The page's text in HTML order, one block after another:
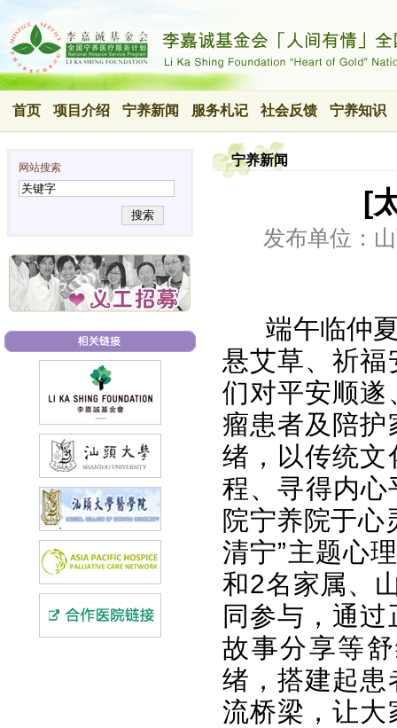
首页 项目介绍 宁养新闻 服务札记 社会反馈 宁养知识
网站搜索
搜索
宁养新闻
[
发布单位：
端午临仲
悬艾草、祈福
们对平安顺遂
瘤患者及陪护
绪，以传统文
程、寻得内
院宁养院于心
清宁”主题心
和2名家属、
同参与，通
故事分享等
绪，搭建起患
流桥梁，让大